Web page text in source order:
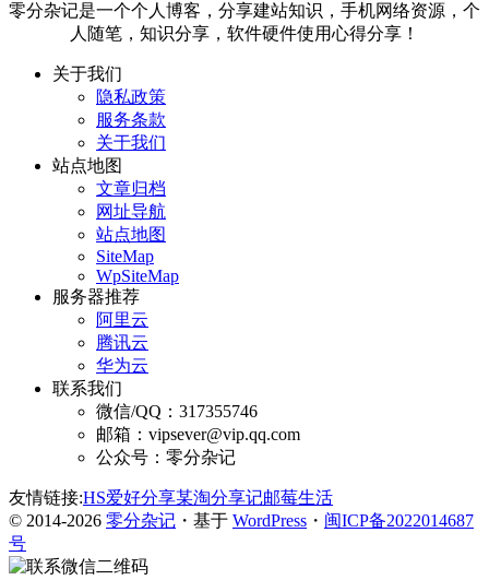
零分杂记是一个个人博客，分享建站知识，手机网络资源，个
人随笔，知识分享，软件硬件使用心得分享！
关于我们
隐私政策
服务条款
关于我们
站点地图
文章归档
网址导航
站点地图
SiteMap
WpSiteMap
服务器推荐
阿里云
腾讯云
华为云
联系我们
微信/QQ：317355746
邮箱：vipsever@vip.qq.com
公众号：零分杂记
友情链接:HS爱好分享某淘分享记邮莓生活
© 2014-2026 零分杂记 ・基于 WordPress ・ 闽ICP备2022014687
号